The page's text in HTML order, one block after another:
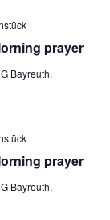
prayer
Bayreuth,
prayer
Bayreuth,